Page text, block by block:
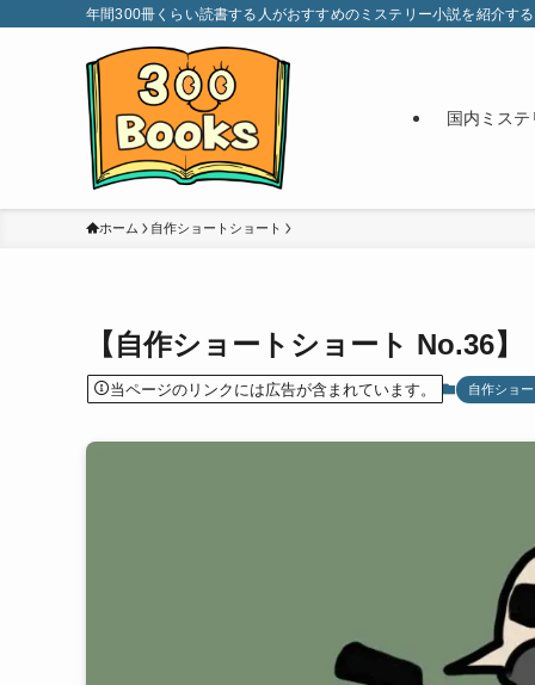
年間300冊くらい読書する人がおすすめのミステリー小説を紹介す
国内ミス
ホーム 自作ショートショート
【自作ショートショート No.36】
当ページのリンクには広告が含まれています。 自作ショ